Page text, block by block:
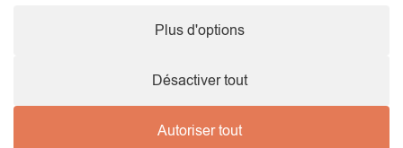
Agent immobilier courtier, agrégation octroyée en Belgique
Plus d'options
Désactiver tout
Autoriser tout